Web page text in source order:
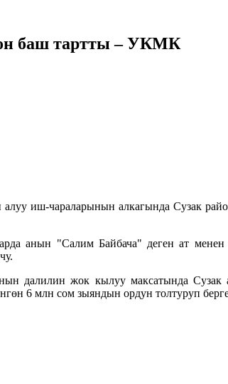
баш тартты – УКМК
иш-чараларынын алкагында Сузак
анын "Салим Байбача" деген ат
далилин жок кылуу максатында Сузак
6 млн сом зыяндын ордун толтуруп